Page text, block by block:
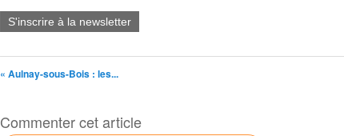
S'inscrire à la newsletter
« Aulnay-sous-Bois : les...
Commenter cet article